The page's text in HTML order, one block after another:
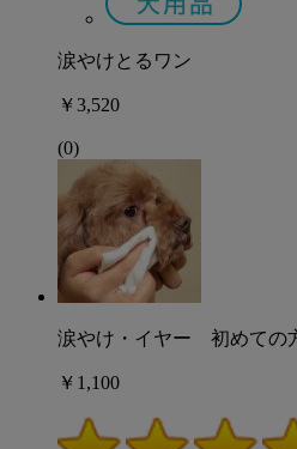
涙やけとるワン
￥3,520
(0)
涙やけ・イヤー 初めての
￥1,100